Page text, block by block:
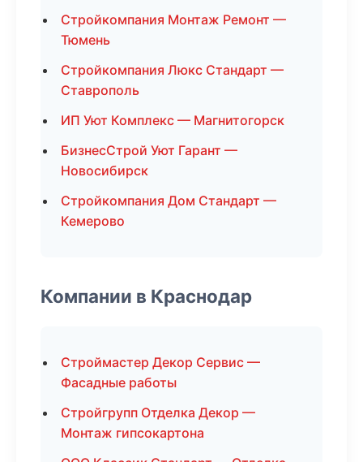
Стройкомпания Монтаж Ремонт —
Тюмень
Стройкомпания Люкс Стандарт —
Ставрополь
ИП Уют Комплекс — Магнитогорск
БизнесСтрой Уют Гарант —
Новосибирск
Стройкомпания Дом Стандарт —
Кемерово
Компании в Краснодар
Строймастер Декор Сервис —
Фасадные работы
Стройгрупп Отделка Декор —
Монтаж гипсокартона